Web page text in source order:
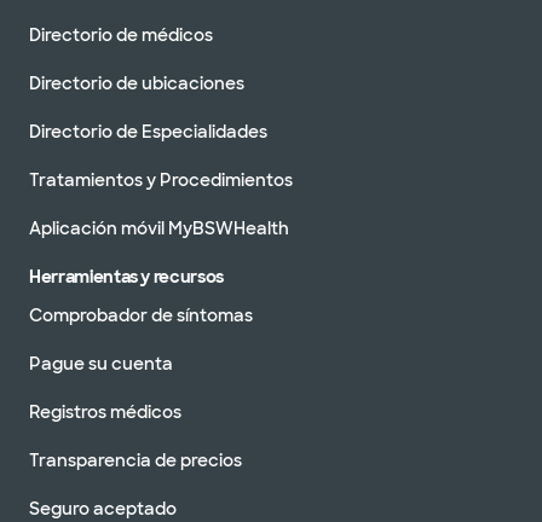
Directorio de médicos
Directorio de ubicaciones
Directorio de Especialidades
Tratamientos y Procedimientos
Aplicación móvil MyBSWHealth
Herramientas y recursos
Comprobador de síntomas
Pague su cuenta
Registros médicos
Transparencia de precios
Seguro aceptado